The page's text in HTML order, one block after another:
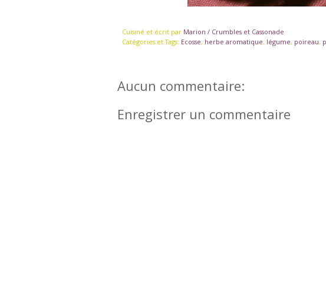
Cuisiné et écrit par Marion / Crumbles et Cassonade
Catégories et Tags: Ecosse, herbe aromatique, légume, poireau,
Aucun commentaire:
Enregistrer un commentaire